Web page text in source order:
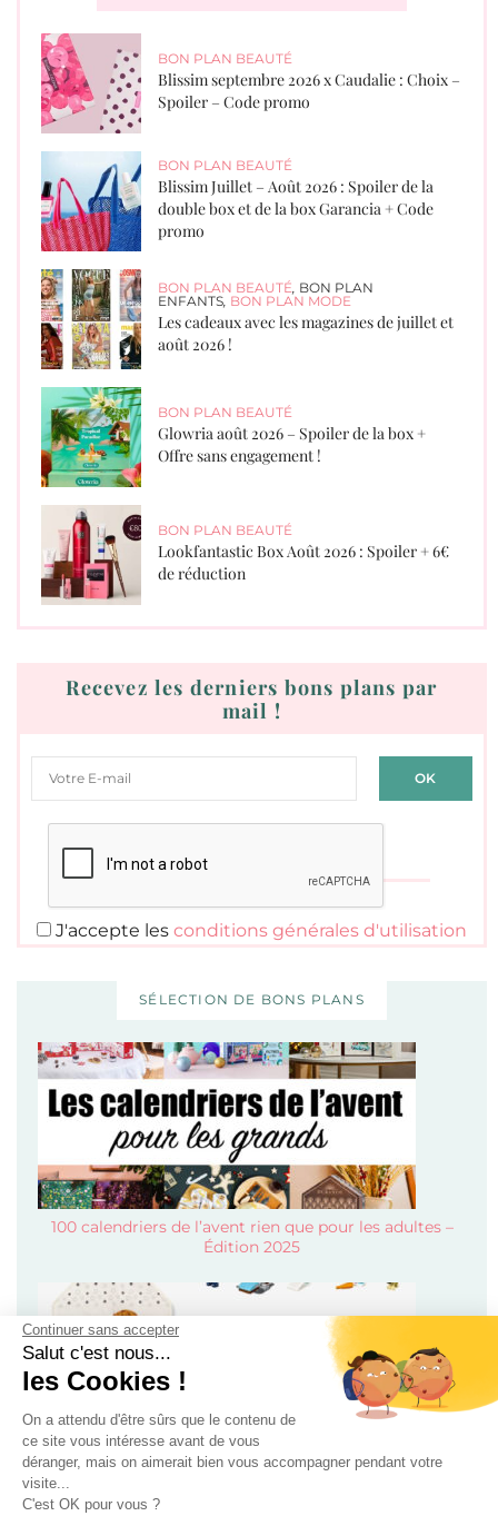
Continuer sans accepter
Salut c'est nous...
les Cookies !
On a attendu d'être sûrs que le contenu de
ce site vous intéresse avant de vous
déranger, mais on aimerait bien vous accompagner pendant votre
visite...
C'est OK pour vous ?
BON PLAN BEAUTÉ
Blissim septembre 2026 x Caudalie : Choix –
Spoiler – Code promo
BON PLAN BEAUTÉ
Blissim Juillet – Août 2026 : Spoiler de la
double box et de la box Garancia + Code
promo
BON PLAN BEAUTÉ, BON PLAN
ENFANTS, BON PLAN MODE
Les cadeaux avec les magazines de juillet et
août 2026 !
BON PLAN BEAUTÉ
Glowria août 2026 – Spoiler de la box +
Offre sans engagement !
BON PLAN BEAUTÉ
Lookfantastic Box Août 2026 : Spoiler + 6€
de réduction
Recevez les derniers bons plans par
mail !
J'accepte les conditions générales d'utilisation
SÉLECTION DE BONS PLANS
100 calendriers de l’avent rien que pour les adultes –
Édition 2025
Calendriers de l’avent pour enfant, bébé et ado 2024 !